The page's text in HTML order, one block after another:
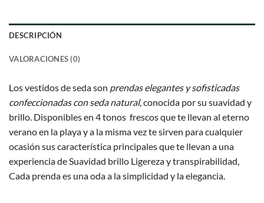
DESCRIPCIÓN
VALORACIONES (0)
Los vestidos de seda son prendas elegantes y sofisticadas
confeccionadas con seda natural, conocida por su suavidad y
brillo. Disponibles en 4 tonos frescos que te llevan al eterno
verano en la playa y a la misma vez te sirven para cualquier
ocasión sus característica principales que te llevan a una
experiencia de Suavidad brillo Ligereza y transpirabilidad,
Cada prenda es una oda a la simplicidad y la elegancia.